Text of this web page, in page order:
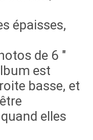
épaisses,
de 6 "
est
basse, et
elles